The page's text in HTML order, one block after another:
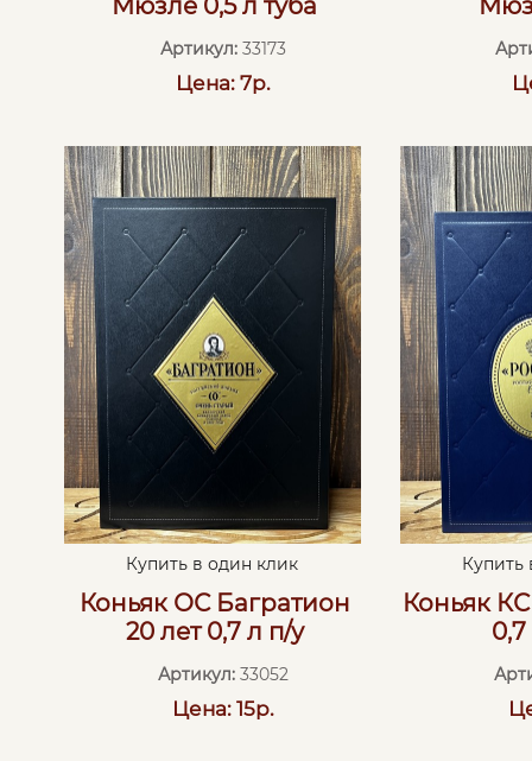
Мюзле 0,5 л туба
Артикул: 33173
Цена: 7р.
Купить в один клик
Коньяк ОС Багратион
20 лет 0,7 л п/у
Артикул: 33052
Цена: 15р.
Купить
Коньяк